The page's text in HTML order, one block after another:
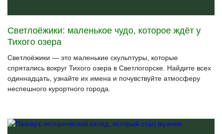
Светлоёжики: маленькое чудо, которое ждёт у
Тихого озера
Светлоёжики — это маленькие скульптуры, которые
спрятались вокруг Тихого озера в Светлогорске. Найдите всех
одиннадцать, узнайте их имена и почувствуйте атмосферу
неспешного курортного города.